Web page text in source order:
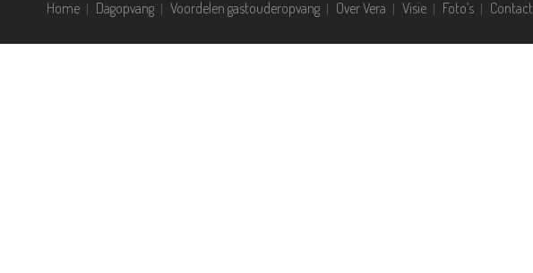
Home Dagopvang Voordelen gastouderopvang Over Vera Visie Foto’s Contact